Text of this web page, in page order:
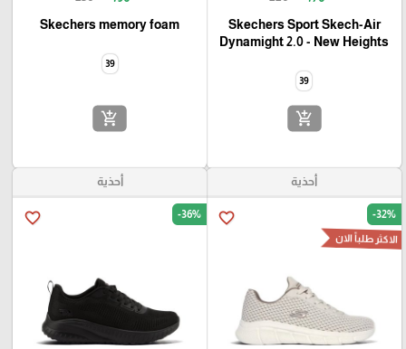
Skechers Sport Skech-Air
Dynamight 2.0 - New Heights
39
add_shopping_cart
Skechers memory foam
39
add_shopping_cart
أحذية
favorite_border -32%
الاكثر طلباً الان
أحذية
favorite_border -36%